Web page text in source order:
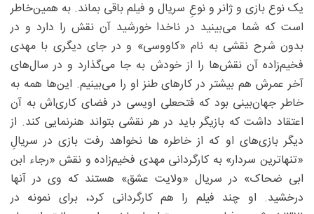
یک نوع بازی و ژانر و نوعِ سریال و فیلم باقی بماند. به همین‌خاطر
است که شما می‌بینید در ناخدا خورشید آن نقش را دارد و در
بدون شرح نقشی به نام «کاووسی» و در جای دیگری با مهدی
فخیم‌زاده آن نقش‌ها را از خودش به جا می‌گذارد و در سال‌های
آخر عمرش هم بیشتر در کارهای طنز او را می‌بینیم. این‌ها همه به
خاطر جهان‌بینی بود که فتحعلی اویسی در فضای کاری‌اش به آن
اعتقاد داشت که بازیگر باید در هر نقشی بتواند هنرنمایی کند. از
دیگر بازی‌های او که از خاطره ها نخواهد رفت بازی در سریالِ
«تنهاترین سردار» به کارگردانی مهدی فخیم‌زاده و نقش «رجاء ابن
ابی ضحاک» در سریال «ولایت عشق» هستند که وی در آنها
درخشید. او چند فیلم را هم کارگردانی کرد، برای نمونه در